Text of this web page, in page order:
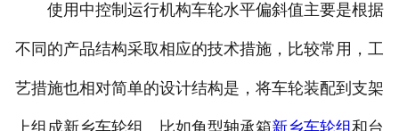
使用中控制运行机构车轮水平偏斜值主要是根据
不同的产品结构采取相应的技术措施，比较常用，工
艺措施也相对简单的设计结构是，将车轮装配到支架